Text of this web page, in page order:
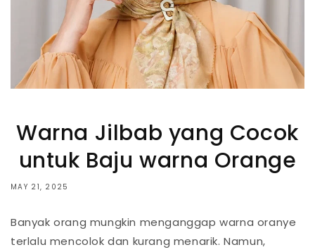
Warna Jilbab yang Cocok
untuk Baju warna Orange
MAY 21, 2025
Banyak orang mungkin menganggap warna oranye
terlalu mencolok dan kurang menarik. Namun,